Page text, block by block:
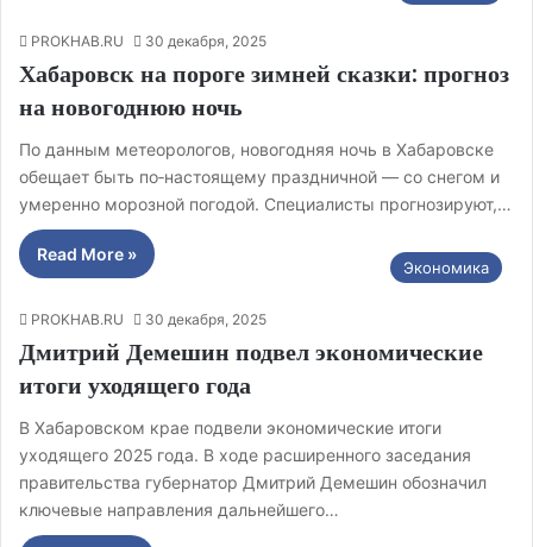
PROKHAB.RU 30 декабря, 2025
Хабаровск на пороге зимней сказки: прогноз
на новогоднюю ночь
По данным метеорологов, новогодняя ночь в Хабаровске
обещает быть по‑настоящему праздничной — со снегом и
умеренно морозной погодой. Специалисты прогнозируют,…
Read More »
Экономика
PROKHAB.RU 30 декабря, 2025
Дмитрий Демешин подвел экономические
итоги уходящего года
В Хабаровском крае подвели экономические итоги
уходящего 2025 года. В ходе расширенного заседания
правительства губернатор Дмитрий Демешин обозначил
ключевые направления дальнейшего…